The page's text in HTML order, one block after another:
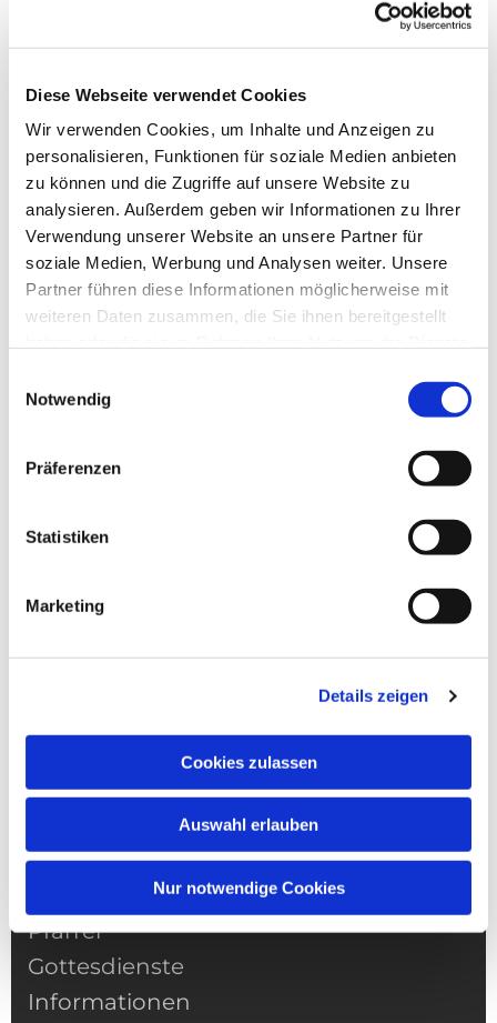
Diese Webseite verwendet Cookies
Wir verwenden Cookies, um Inhalte und Anzeigen zu
personalisieren, Funktionen für soziale Medien anbieten
zu können und die Zugriffe auf unsere Website zu
analysieren. Außerdem geben wir Informationen zu Ihrer
Verwendung unserer Website an unsere Partner für
soziale Medien, Werbung und Analysen weiter. Unsere
Partner führen diese Informationen möglicherweise mit
weiteren Daten zusammen, die Sie ihnen bereitgestellt
Notwendig
Präferenzen
Statistiken
Marketing
Details zeigen
Cookies zulassen
Auswahl erlauben
Nur notwendige Cookies
Dies könnte Sie auch
interessieren
NAVIGATION
Pfarrei
Gottesdienste
Informationen